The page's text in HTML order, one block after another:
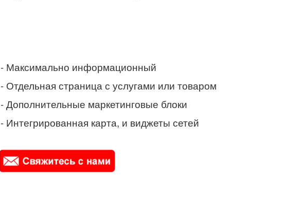
- Максимально информационный
- Отдельная страница с услугами или товаром
- Дополнительные маркетинговые блоки
- Интегрированная карта, и виджеты сетей